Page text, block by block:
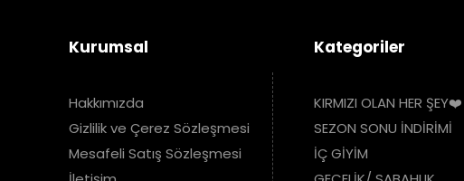
Kurumsal
Hakkımızda
Gizlilik ve Çerez Sözleşmesi
Mesafeli Satış Sözleşmesi
Kategoriler
KIRMIZI OLAN HER ŞEY❤️
SEZON SONU İNDİRİMİ
İÇ GİYİM